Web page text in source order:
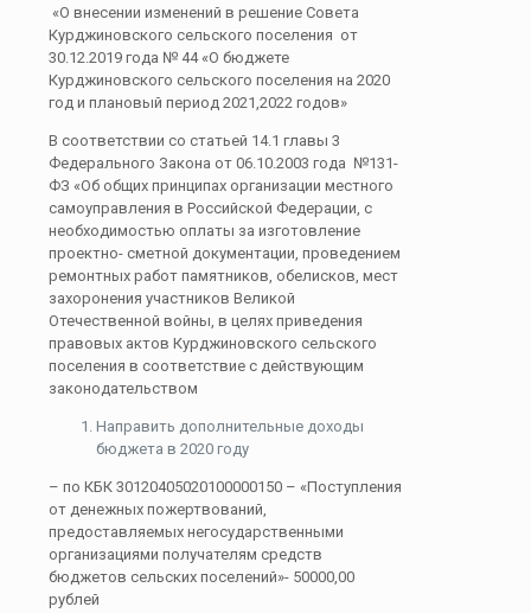
«О внесении изменений в решение Совета
Курджиновского сельского поселения от
30.12.2019 года № 44 «О бюджете
Курджиновского сельского поселения на 2020
год и плановый период 2021,2022 годов»
В соответствии со статьей 14.1 главы 3
Федерального Закона от 06.10.2003 года №131-
ФЗ «Об общих принципах организации местного
самоуправления в Российской Федерации, с
необходимостью оплаты за изготовление
проектно- сметной документации, проведением
ремонтных работ памятников, обелисков, мест
захоронения участников Великой
Отечественной войны, в целях приведения
правовых актов Курджиновского сельского
поселения в соответствие с действующим
законодательством
Направить дополнительные доходы
бюджета в 2020 году
– по КБК 30120405020100000150 – «Поступления
от денежных пожертвований,
предоставляемых негосударственными
организациями получателям средств
бюджетов сельских поселений»- 50000,00
рублей